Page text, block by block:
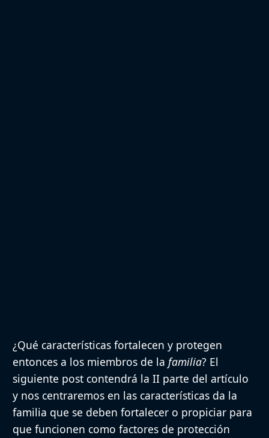
¿Qué características fortalecen y protegen
entonces a los miembros de la familia? El
siguiente post contendrá la II parte del artículo
y nos centraremos en las características da la
familia que se deben fortalecer o propiciar para
que funcionen como factores de protección